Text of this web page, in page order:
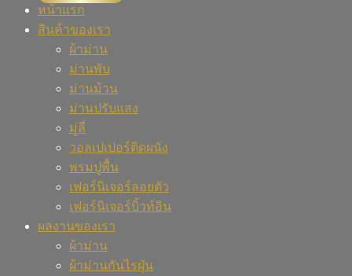
หน้าแรก
สินค้าของเรา
ผ้าม่าน
ม่านพับ
ม่านม้วน
ม่านปรับแสง
มู่ลี่
วอลเปเปอร์ติดผนัง
พรมปูพื้น
เฟอร์นิเจอร์ลอยตัว
เฟอร์นิเจอร์บิ้วท์อิน
ผลงานของเรา
ผ้าม่าน
ผ้าม่านกันไรฝุ่น